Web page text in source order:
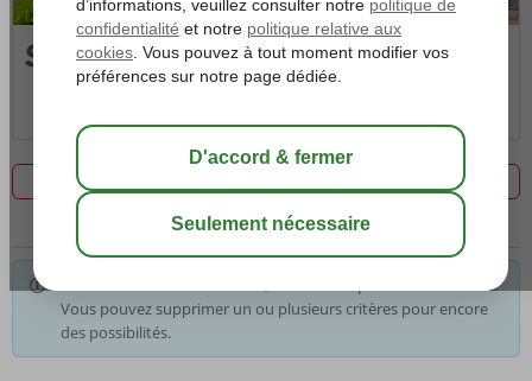
San Miguel
Pour les critères sélectionnés, nous avons pas le choix. Astuce:
Vous pouvez supprimer un ou plusieurs critères pour encore
des possibilités.